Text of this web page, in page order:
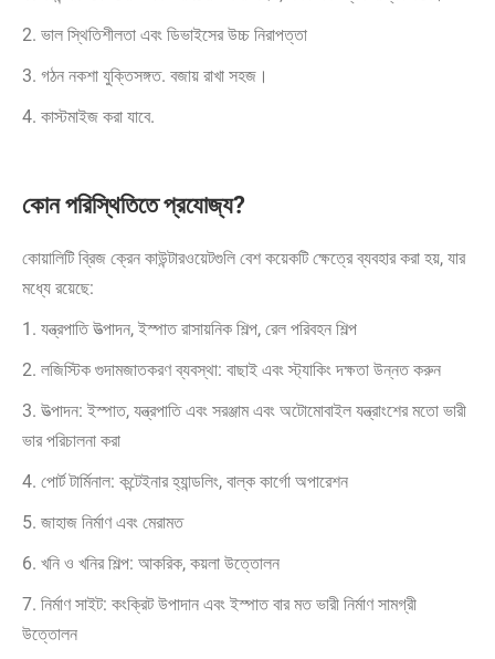
2. ভাল স্থিতিশীলতা এবং ডিভাইসের উচ্চ নিরাপত্তা
3. গঠন নকশা যুক্তিসঙ্গত. বজায় রাখা সহজ।
4. কাস্টমাইজ করা যাবে.
কোন পরিস্থিতিতে প্রযোজ্য?
কোয়ালিটি ব্রিজ ক্রেন কাউন্টারওয়েটগুলি বেশ কয়েকটি ক্ষেত্রে ব্যবহার করা হয়, যার
মধ্যে রয়েছে:
1. যন্ত্রপাতি উত্পাদন, ইস্পাত রাসায়নিক শিল্প, রেল পরিবহন শিল্প
2. লজিস্টিক গুদামজাতকরণ ব্যবস্থা: বাছাই এবং স্ট্যাকিং দক্ষতা উন্নত করুন
3. উত্পাদন: ইস্পাত, যন্ত্রপাতি এবং সরঞ্জাম এবং অটোমোবাইল যন্ত্রাংশের মতো ভারী
ভার পরিচালনা করা
4. পোর্ট টার্মিনাল: কন্টেইনার হ্যান্ডলিং, বাল্ক কার্গো অপারেশন
5. জাহাজ নির্মাণ এবং মেরামত
6. খনি ও খনির শিল্প: আকরিক, কয়লা উত্তোলন
7. নির্মাণ সাইট: কংক্রিট উপাদান এবং ইস্পাত বার মত ভারী নির্মাণ সামগ্রী
উত্তোলন